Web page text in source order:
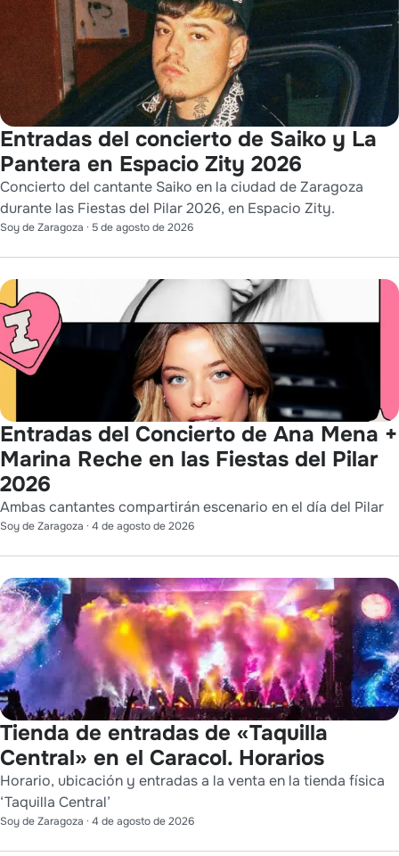
Entradas del concierto de Saiko y La
Pantera en Espacio Zity 2026
Concierto del cantante Saiko en la ciudad de Zaragoza
durante las Fiestas del Pilar 2026, en Espacio Zity.
Soy de Zaragoza · 5 de agosto de 2026
Entradas del Concierto de Ana Mena +
Marina Reche en las Fiestas del Pilar
2026
Ambas cantantes compartirán escenario en el día del Pilar
Soy de Zaragoza · 4 de agosto de 2026
Tienda de entradas de «Taquilla
Central» en el Caracol. Horarios
Horario, ubicación y entradas a la venta en la tienda física
‘Taquilla Central’
Soy de Zaragoza · 4 de agosto de 2026